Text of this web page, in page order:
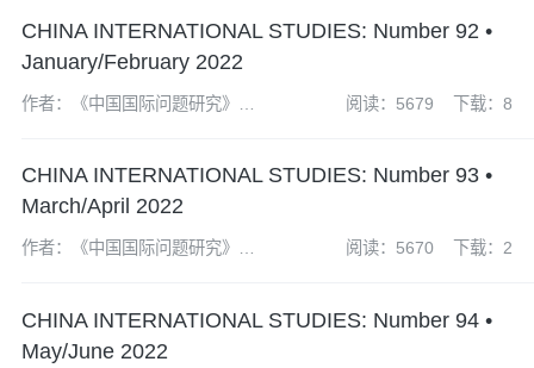
CHINA INTERNATIONAL STUDIES: Number 92 •
January/February 2022
作者：《中国国际问题研究》编
阅读：5679 下载：8
CHINA INTERNATIONAL STUDIES: Number 93 •
March/April 2022
作者：《中国国际问题研究》编
阅读：5670 下载：2
CHINA INTERNATIONAL STUDIES: Number 94 •
May/June 2022